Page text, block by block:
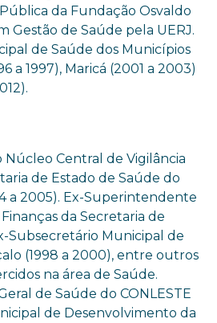
da Fundação Osvaldo
Gestão de Saúde pela UERJ.
de Saúde dos Municípios
a 1997), Maricá (2001 a 2003)
Central de Vigilância
de Estado de Saúde do
a 2005). Ex-Superintendente
da Secretaria de
Subsecretário Municipal de
(1998 a 2000), entre outros
na área de Saúde.
de Saúde do CONLESTE
de Desenvolvimento da